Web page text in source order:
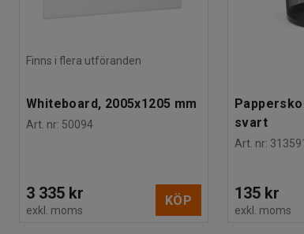
Finns i flera utföranden
Whiteboard, 2005x1205 mm
Art. nr: 50094
3 335 kr
exkl. moms
KÖP
svart
Art. nr: 313591
135 kr
exkl. moms